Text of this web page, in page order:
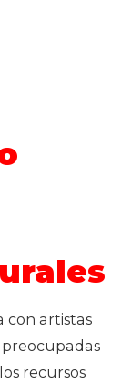
con artistas
recursos